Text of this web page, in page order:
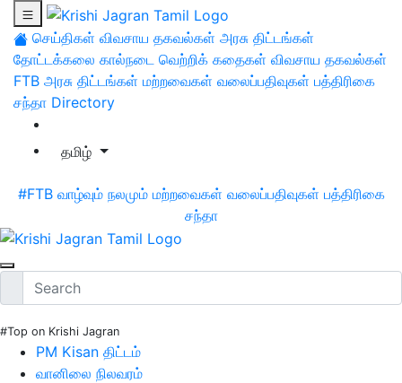
செய்திகள் விவசாய தகவல்கள் அரசு திட்டங்கள்
தோட்டக்கலை கால்நடை வெற்றிக் கதைகள் விவசாய தகவல்கள்
FTB அரசு திட்டங்கள் மற்றவைகள் வலைப்பதிவுகள் பத்திரிகை
சந்தா Directory
தமிழ்
#FTB வாழ்வும் நலமும் மற்றவைகள் வலைப்பதிவுகள் பத்திரிகை
சந்தா
#Top on Krishi Jagran
PM Kisan திட்டம்
வானிலை நிலவரம்